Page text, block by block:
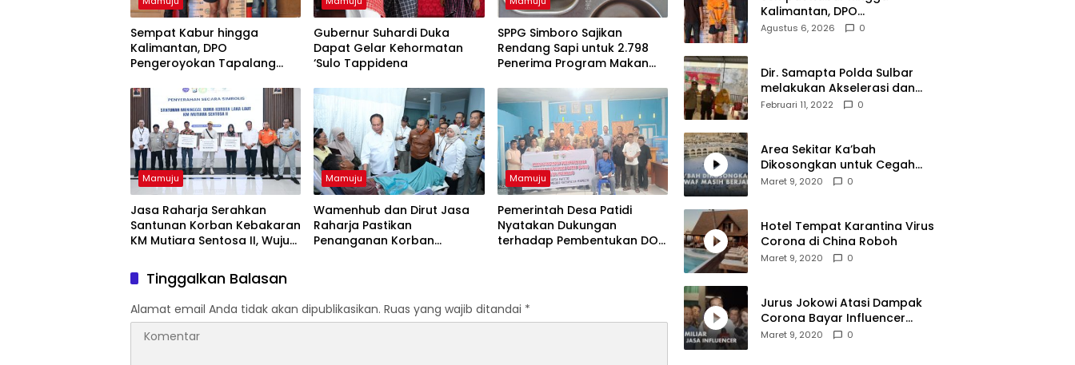
Sempat Kabur hingga
Kalimantan, DPO
Pengeroyokan Tapalang
Serahkan Diri
Gubernur Suhardi Duka
Dapat Gelar Kehormatan
‘Sulo Tappidena
SPPG Simboro Sajikan
Rendang Sapi untuk 2.798
Penerima Program Makan
Mamuju
Jasa Raharja Serahkan
Santunan Korban Kebakaran
KM Mutiara Sentosa II, Wujud
Mamuju
Wamenhub dan Dirut Jasa
Raharja Pastikan
Penanganan Korban
Mamuju
Pemerintah Desa Patidi
Nyatakan Dukungan
terhadap Pembentukan DOB
Tinggalkan Balasan
Alamat email Anda tidak akan dipublikasikan. Ruas yang wajib ditandai *
Kalimantan, DPO
Pengeroyokan Tapalang
Agustus 6, 2026 0
Dir. Samapta Polda Sulbar
melakukan Akselerasi dan
Pendampingan Vaksinasi di
Februari 11, 2022 0
Area Sekitar Ka’bah
Dikosongkan untuk Cegah
Corona
Maret 9, 2020 0
Hotel Tempat Karantina Virus
Corona di China Roboh
Maret 9, 2020 0
Jurus Jokowi Atasi Dampak
Corona Bayar Influencer
Hingga Diskon Pesawat
Maret 9, 2020 0